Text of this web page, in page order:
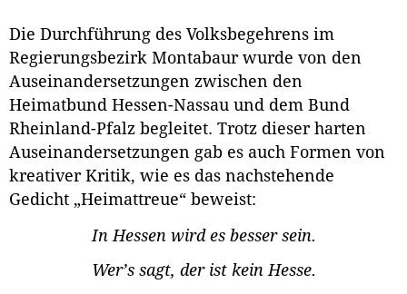
Die Durchführung des Volksbegehrens im
Regierungsbezirk Montabaur wurde von den
Auseinandersetzungen zwischen den
Heimatbund Hessen-Nassau und dem Bund
Rheinland-Pfalz begleitet. Trotz dieser harten
Auseinandersetzungen gab es auch Formen von
kreativer Kritik, wie es das nachstehende
Gedicht „Heimattreue“ beweist:
In Hessen wird es besser sein.
Wer’s sagt, der ist kein Hesse.